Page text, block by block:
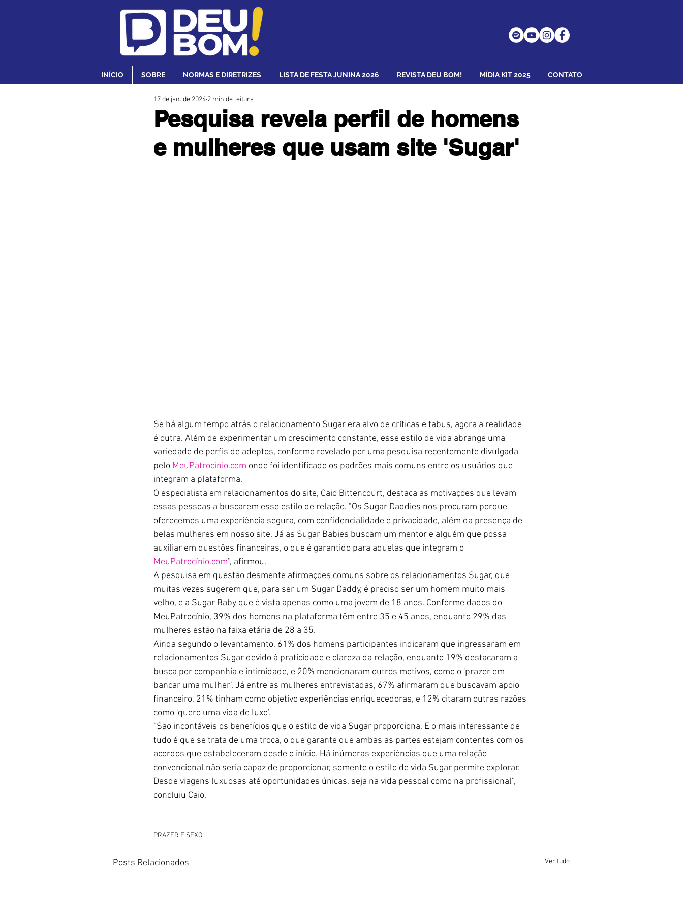
INÍCIO SOBRE NORMAS E DIRETRIZES LISTA DE FESTA JUNINA 2026 REVISTA DEU BOM! MÍDIA KIT 2025 CONTATO
Pesquisa revela perfil de homens
e mulheres que usam site 'Sugar'
17 de jan. de 2024 2 min de leitura
Se há algum tempo atrás o relacionamento Sugar era alvo de críticas e tabus, agora a realidade
é outra. Além de experimentar um crescimento constante, esse estilo de vida abrange uma
variedade de perfis de adeptos, conforme revelado por uma pesquisa recentemente divulgada
pelo MeuPatrocínio.com onde foi identificado os padrões mais comuns entre os usuários que
integram a plataforma.
O especialista em relacionamentos do site, Caio Bittencourt, destaca as motivações que levam
essas pessoas a buscarem esse estilo de relação. "Os Sugar Daddies nos procuram porque
oferecemos uma experiência segura, com confidencialidade e privacidade, além da presença de
belas mulheres em nosso site. Já as Sugar Babies buscam um mentor e alguém que possa
auxiliar em questões financeiras, o que é garantido para aquelas que integram o
MeuPatrocínio.com”, afirmou.
A pesquisa em questão desmente afirmações comuns sobre os relacionamentos Sugar, que
muitas vezes sugerem que, para ser um Sugar Daddy, é preciso ser um homem muito mais
velho, e a Sugar Baby que é vista apenas como uma jovem de 18 anos. Conforme dados do
MeuPatrocínio, 39% dos homens na plataforma têm entre 35 e 45 anos, enquanto 29% das
mulheres estão na faixa etária de 28 a 35.
Ainda segundo o levantamento, 61% dos homens participantes indicaram que ingressaram em
relacionamentos Sugar devido à praticidade e clareza da relação, enquanto 19% destacaram a
busca por companhia e intimidade, e 20% mencionaram outros motivos, como o 'prazer em
bancar uma mulher’. Já entre as mulheres entrevistadas, 67% afirmaram que buscavam apoio
financeiro, 21% tinham como objetivo experiências enriquecedoras, e 12% citaram outras razões
como 'quero uma vida de luxo’.
“São incontáveis os benefícios que o estilo de vida Sugar proporciona. E o mais interessante de
tudo é que se trata de uma troca, o que garante que ambas as partes estejam contentes com os
acordos que estabeleceram desde o início. Há inúmeras experiências que uma relação
convencional não seria capaz de proporcionar, somente o estilo de vida Sugar permite explorar.
Desde viagens luxuosas até oportunidades únicas, seja na vida pessoal como na profissional”,
concluiu Caio.
PRAZER E SEXO
Posts Relacionados Ver tudo